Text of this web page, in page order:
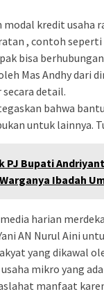
kredit usaha
, contoh
bisa
Mas Andhy dari
detail.
bahwa
untuk lainnya.
PJ Bupati
Ibadah
harian
AN Nurul Aini
yang dikawal
mikro yang
manfaat